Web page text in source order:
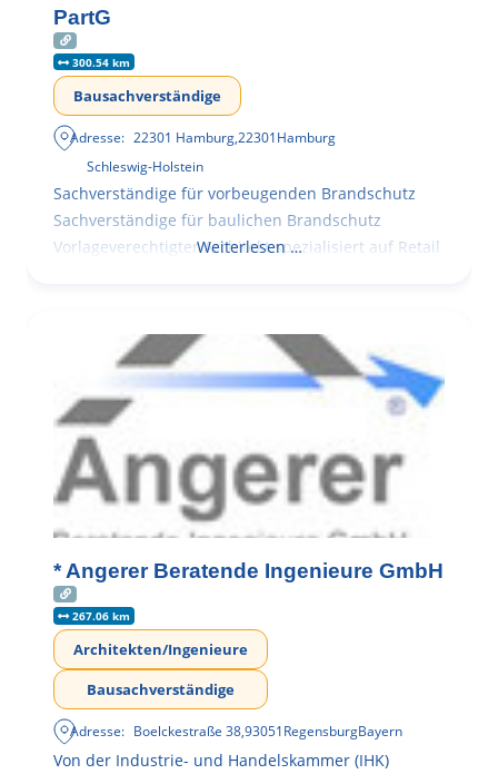
PartG
300.54 km
Bausachverständige
Adresse: 22301 Hamburg,22301Hamburg
Schleswig-Holstein
Sachverständige für vorbeugenden Brandschutz
Sachverständige für baulichen Brandschutz
Vorlageverechtigter Architekt spezialisiert auf Retail
Weiterlesen …
* Angerer Beratende Ingenieure GmbH
267.06 km
Architekten/Ingenieure
Bausachverständige
Adresse: Boelckestraße 38,93051RegensburgBayern
Von der Industrie- und Handelskammer (IHK)